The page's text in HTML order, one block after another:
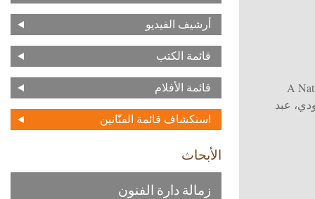
A
عبد
أرشيف الفيديو
قائمة الكتب
قائمة الأفلام
استكشاف قائمة الفنّانين
الأبحاث
زمالة دارة الفنون